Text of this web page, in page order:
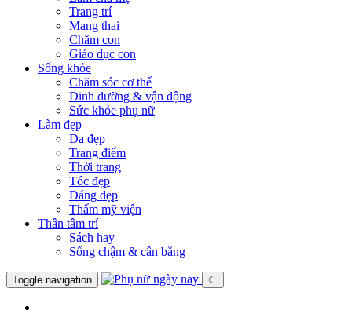
Trang trí
Mang thai
Chăm con
Giáo dục con
Sống khỏe
Chăm sóc cơ thể
Dinh dưỡng & vận động
Sức khỏe phụ nữ
Làm đẹp
Da đẹp
Trang điểm
Thời trang
Tóc đẹp
Dáng đẹp
Thẩm mỹ viện
Thân tâm trí
Sách hay
Sống chậm & cân bằng
Toggle navigation ☾